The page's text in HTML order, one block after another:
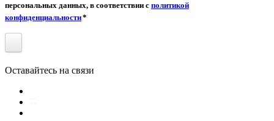
персональных данных, в соответствии с политикой
конфиденциальности*
Оставайтесь на связи